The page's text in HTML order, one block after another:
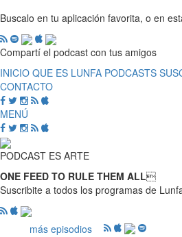
Buscalo en tu aplicación favorita, o en
Compartí el podcast con tus amigos
INICIO QUE ES LUNFA PODCASTS
CONTACTO
MENÚ
PODCAST ES ARTE
ONE FEED TO RULE THEM ALL
Suscribite a todos los programas de
más episodios